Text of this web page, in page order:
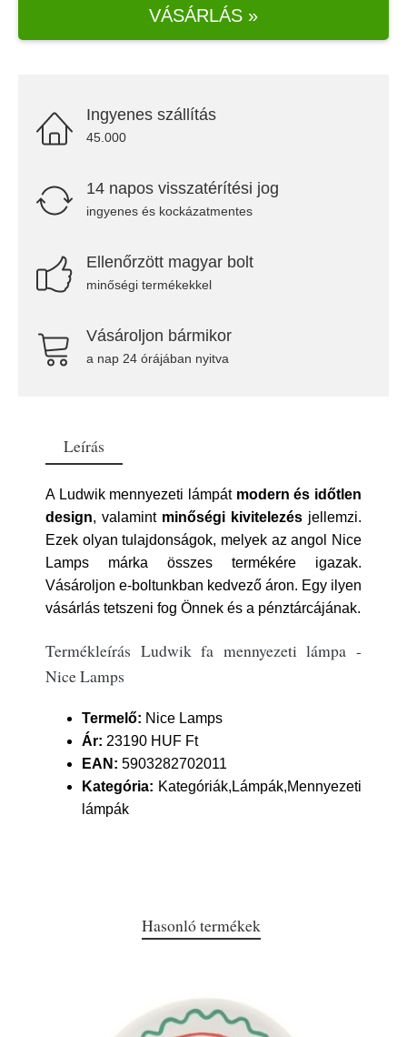
VÁSÁRLÁS »
Ingyenes szállítás
45.000
14 napos visszatérítési jog
ingyenes és kockázatmentes
Ellenőrzött magyar bolt
minőségi termékekkel
Vásároljon bármikor
a nap 24 órájában nyitva
Leírás
A Ludwik mennyezeti lámpát modern és időtlen
design, valamint minőségi kivitelezés jellemzi.
Ezek olyan tulajdonságok, melyek az angol Nice
Lamps márka összes termékére igazak.
Vásároljon e-boltunkban kedvező áron. Egy ilyen
vásárlás tetszeni fog Önnek és a pénztárcájának.
Termékleírás Ludwik fa mennyezeti lámpa -
Nice Lamps
Termelő: Nice Lamps
Ár: 23190 HUF Ft
EAN: 5903282702011
Kategória: Kategóriák,Lámpák,Mennyezeti
lámpák
Hasonló termékek